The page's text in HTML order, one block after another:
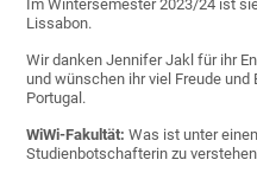
Im Wintersemester 2023/24 ist
Lissabon.
Wir danken Jennifer Jakl für ihr
und wünschen ihr viel Freude
Portugal.
WiWi-Fakultät: Was ist unter
Studienbotschafterin zu